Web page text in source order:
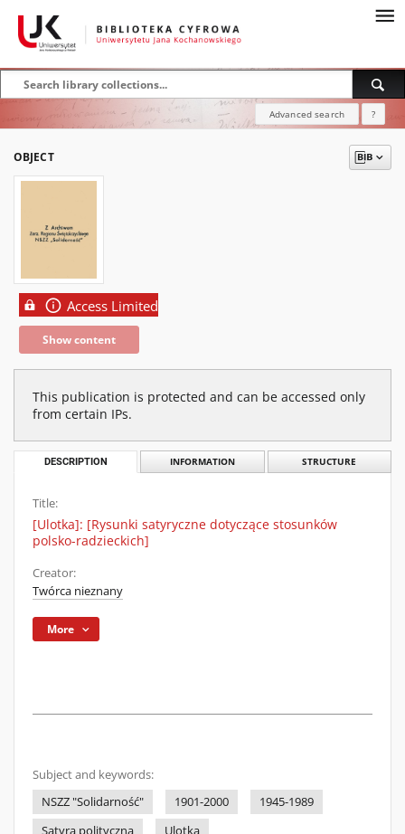
Advanced search ?
OBJECT
Access Limited
Show content
This publication is protected and can be accessed only
from certain IPs.
DESCRIPTION INFORMATION STRUCTURE
Title:
[Ulotka]: [Rysunki satyryczne dotyczące stosunków
polsko-radzieckich]
Creator:
Twórca nieznany
More
Subject and keywords:
NSZZ "Solidarność"
1901-2000
1945-1989
Satyra polityczna
Ulotka